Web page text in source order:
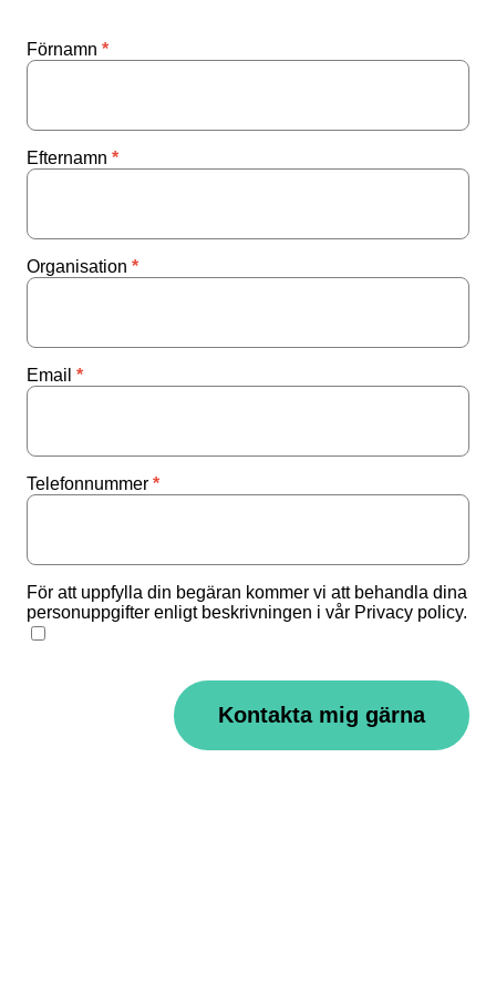
Förnamn
Efternamn
Organisation
Email
Telefonnummer
För att uppfylla din begäran kommer vi att behandla dina
personuppgifter enligt beskrivningen i vår Privacy policy.